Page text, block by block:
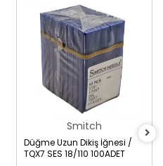
Smitch
Düğme Uzun Dikiş İğnesi /
TQX7 SES 18/110 100ADET